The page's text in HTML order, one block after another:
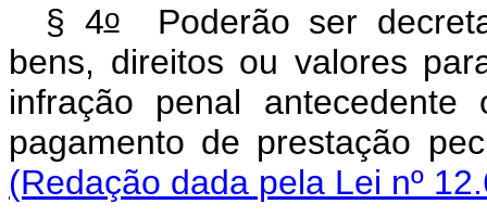
§ 4oPoderão ser
bens, direitos ou valores
infração penal
pagamento de
(Redação dada pela Lei nº